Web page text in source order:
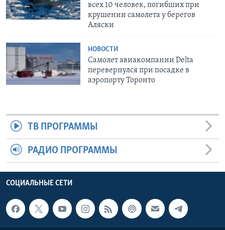
всех 10 человек, погибших при
крушении самолета у берегов
Аляски
НОВОСТИ
Самолет авиакомпании Delta
перевернулся при посадке в
аэропорту Торонто
ТВ ПРОГРАММЫ
РАДИО ПРОГРАММЫ
СОЦИАЛЬНЫЕ СЕТИ